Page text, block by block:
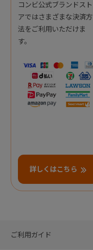
コンビ公式ブランドスト
アではさまざまな決済方
法をご利用いただけま
す。
詳しくはこちら
ご利用ガイド